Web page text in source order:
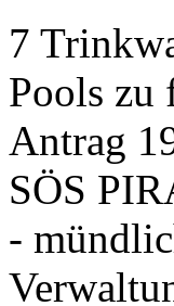
7
Pools zu
Antrag
SÖS
-